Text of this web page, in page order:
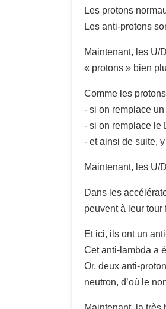
Les protons
Les anti-protons
Maintenant, les U/
« protons » bien
Comme les
- si on remplace
- si on remplace le
- et ainsi de suite,
Maintenant, les U/
Dans les
peuvent à leur tour
Et ici, ils ont un
Cet anti-lambda a
Or, deux anti-
neutron, d’où le